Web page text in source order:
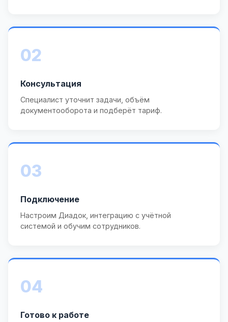
02
Консультация
Специалист уточнит задачи, объём
документооборота и подберёт тариф.
03
Подключение
Настроим Диадок, интеграцию с учётной
системой и обучим сотрудников.
04
Готово к работе